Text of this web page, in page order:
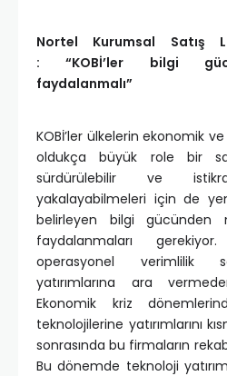
Nortel Kurumsal Satış
:“KOBİ’ler bilgi
faydalanmalı”
KOBİ’ler ülkelerin ekonomik
oldukça büyük role bir
sürdürülebilir ve
yakalayabilmeleri için de
belirleyen bilgi gücünden
faydalanmaları
operasyonel verimlilik
yatırımlarına ara
Ekonomik kriz
teknolojilerine yatırımlarını
sonrasında bu firmaların
Bu dönemde teknoloji